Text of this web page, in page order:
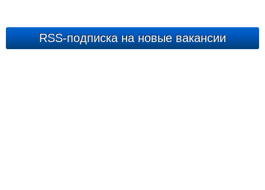
RSS-подписка на новые вакансии